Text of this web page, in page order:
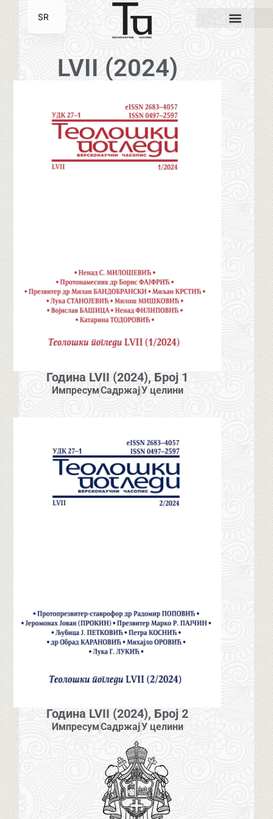
LVII (2024)
Година LVII (2024), Број 1
ИмпресумСадржајУ целини
Година LVII (2024), Број 2
ИмпресумСадржајУ целини
SR
EN